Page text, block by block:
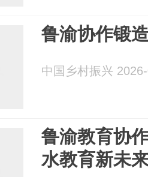
鲁渝协作锻
中国乡村振兴
鲁渝教育协
水教育新未